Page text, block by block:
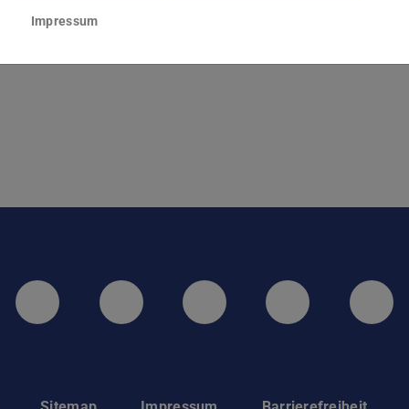
6
LinkedIn-Seite der TU Darmstadt
Instagram-Kanal der TU
Bluesky-Kanal der
Impressum